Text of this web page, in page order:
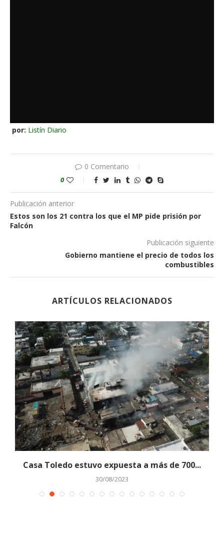
por: Listín Diario
0 Comentario
0
Publicación anterior
Estos son los 21 contra los que el MP pide prisión por
Falcón
Publicación siguiente
Gobierno mantiene el precio de todos los
combustibles
ARTÍCULOS RELACIONADOS
Casa Toledo estuvo expuesta a más de 700...
30/08/2023